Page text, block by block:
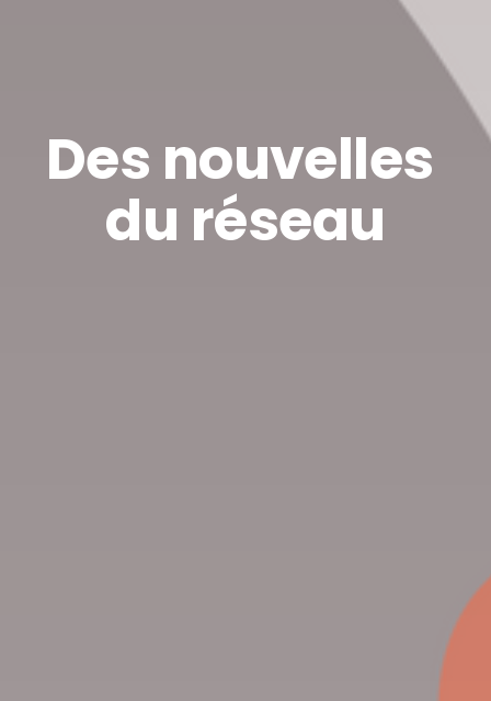
Des nouvelles
du réseau